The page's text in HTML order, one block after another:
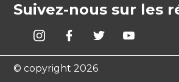
Suivez-nous sur les
© copyright 2026